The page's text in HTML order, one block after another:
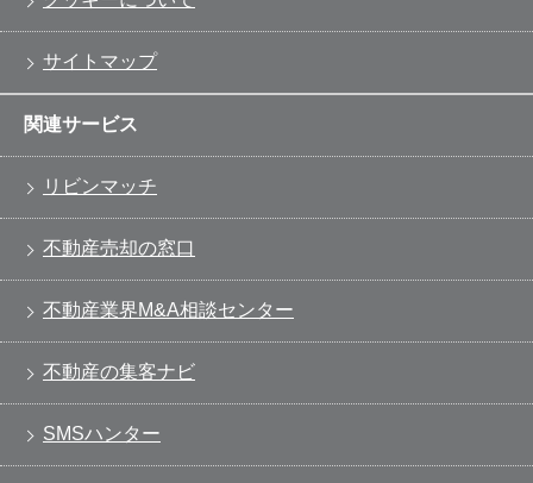
サイトマップ
関連サービス
リビンマッチ
不動産売却の窓口
不動産業界M&A相談センター
不動産の集客ナビ
SMSハンター